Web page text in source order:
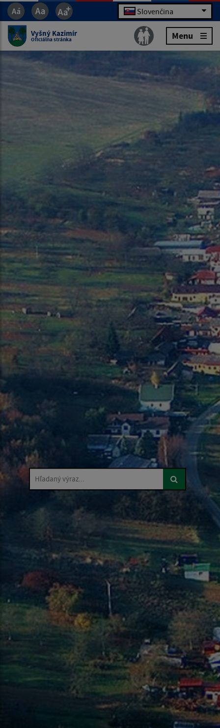
Slovenčina
Vyšný Kazimír
Oficiálna stránka Menu